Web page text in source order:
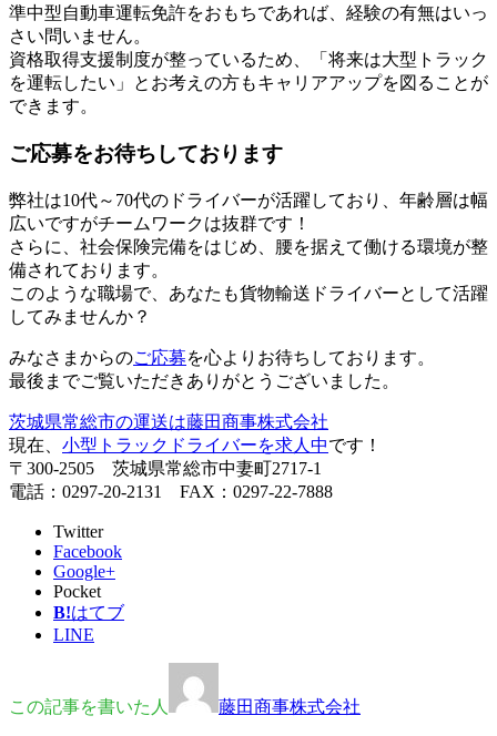
準中型自動車運転免許をおもちであれば、経験の有無はいっ
さい問いません。
資格取得支援制度が整っているため、「将来は大型トラック
を運転したい」とお考えの方もキャリアアップを図ることが
できます。
ご応募をお待ちしております
弊社は10代～70代のドライバーが活躍しており、年齢層は幅
広いですがチームワークは抜群です！
さらに、社会保険完備をはじめ、腰を据えて働ける環境が整
備されております。
このような職場で、あなたも貨物輸送ドライバーとして活躍
してみませんか？
みなさまからのご応募を心よりお待ちしております。
最後までご覧いただきありがとうございました。
茨城県常総市の運送は藤田商事株式会社
現在、 小型トラックドライバーを求人中です！
〒300-2505 茨城県常総市中妻町2717-1
電話：0297-20-2131 FAX：0297-22-7888
Twitter
Facebook
Google+
Pocket
B!はてブ
LINE
この記事を書いた人 藤田商事株式会社